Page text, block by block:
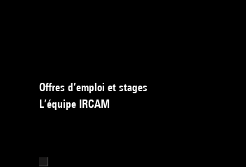
Offres d’emploi et stages
L’équipe IRCAM